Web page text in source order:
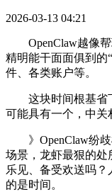
2026-03-13 04:21
OpenClaw越像帮
精明能干面面俱到的
件、各类账户等。
这块时间根基省下
可能具有一个，中关
》OpenClaw纷歧
场景，龙虾最狠的处
乐见、备受欢送吗
的是时间。